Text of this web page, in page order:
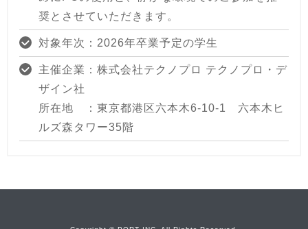
奨とさせていただきます。
対象年次：2026年卒業予定の学生
主催企業：株式会社テクノプロ テクノプロ・デ
ザイン社
所在地 ：東京都港区六本木6-10-1 六本木ヒ
ルズ森タワー35階